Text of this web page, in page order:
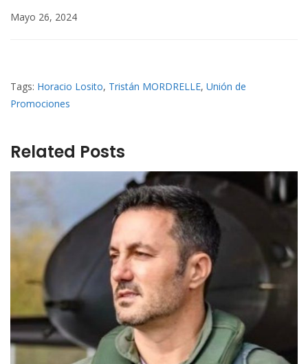
Mayo 26, 2024
Tags: Horacio Losito, Tristán MORDRELLE, Unión de
Promociones
Related Posts